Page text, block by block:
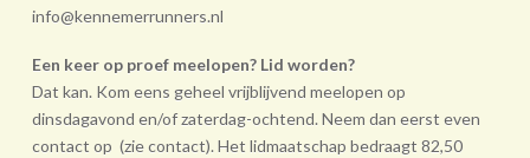
info@kennemerrunners.nl
Een keer op proef meelopen? Lid worden?
Dat kan. Kom eens geheel vrij­blijvend meelopen op
dinsdagavond en/of zaterdag-ochtend. Neem dan eerst even
contact op (zie contact). Het lidmaatschap bedraagt 82,50